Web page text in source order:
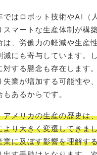
ではロボット技術やAI（
スマートな生産体制が構
は、労働力の軽減や生産
減にも寄与しています。
対する懸念も存在します
失業が増加する可能性や
あるからです。
アメリカの生産の歴史は
より大きく変遷してきま
業に及ぼす影響を理解す